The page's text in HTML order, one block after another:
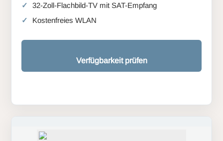
32-Zoll-Flachbild-TV mit SAT-Empfang
Kostenfreies WLAN
Verfügbarkeit prüfen